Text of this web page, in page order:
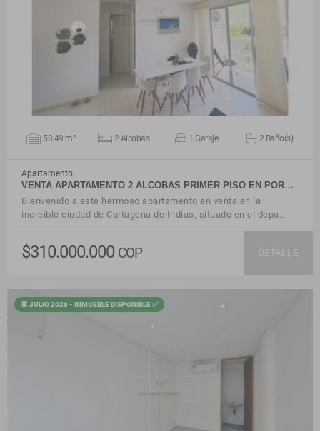
VER DETALLES
58.49 m² 2 Alcobas 1 Garaje 2 Baño(s)
Apartamento
VENTA APARTAMENTO 2 ALCOBAS PRIMER PISO EN POR…
Bienvenido a este hermoso apartamento en venta en la
increíble ciudad de Cartagena de Indias, situado en el depa…
$310.000.000 COP DETALLE
📆 JULIO 2026 - INMUEBLE DISPONIBLE ✅